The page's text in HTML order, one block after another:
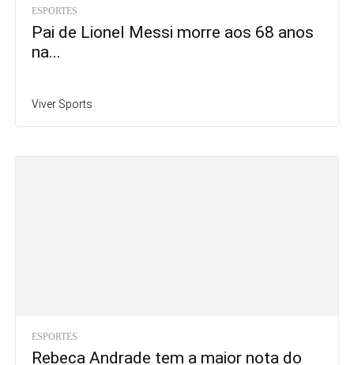
ESPORTES
Pai de Lionel Messi morre aos 68 anos
na...
Viver Sports
ESPORTES
Rebeca Andrade tem a maior nota do